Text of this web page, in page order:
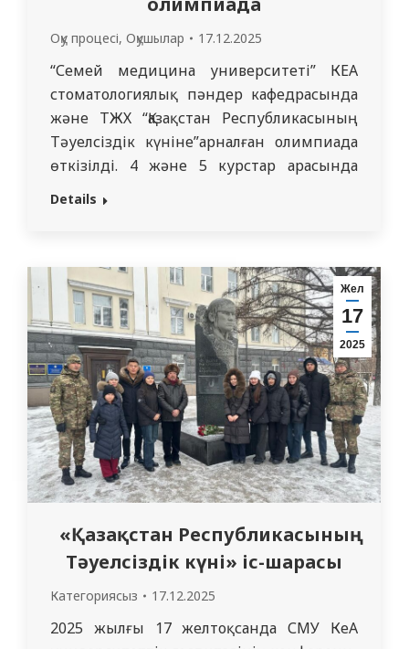
Оқу процесі, Оқушылар 17.12.2025
“Семей медицина университеті” КЕАҚ
стоматологиялық пәндер кафедрасында
және ТЖХ “Қазақстан Республикасының
Тәуелсіздік күніне”арналған олимпиада
өткізілді. 4 және 5 курстар арасында
“Ортодонтия” пәні бойынша
Сейтжанова, “Балалар
стоматологиясының” резиденттері Д. Н.
Калиева және А. Е. Касенов
ұйымдастырды. ЖОО…
Details
Жел
17
2025
«Қазақстан Республикасының
Тәуелсіздік күні» іс-шарасы
Категориясыз 17.12.2025
2025 жылғы 17 желтоқсанда СМУ КеАҚ